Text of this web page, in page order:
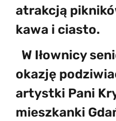
atrakcją
kawa i ciasto.
W Iłownicy
okazję
artystki Pani
mieszkanki